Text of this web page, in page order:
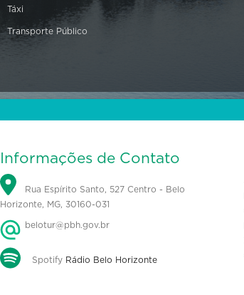
Táxi
Transporte Público
Informações de Contato
Rua Espírito Santo, 527 Centro - Belo
Horizonte, MG, 30160-031
belotur@pbh.gov.br
Spotify Rádio Belo Horizonte